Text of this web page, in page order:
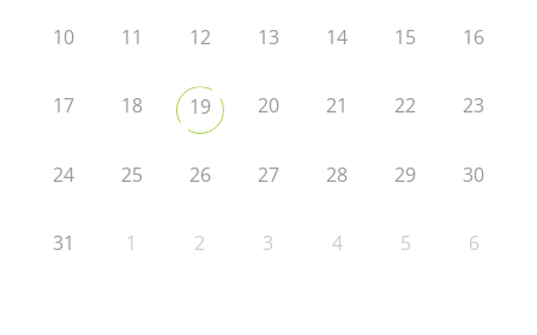
10 11 12 13 14 15 16
17 18 19 20 21 22 23
24 25 26 27 28 29 30
31 1 2 3 4 5 6